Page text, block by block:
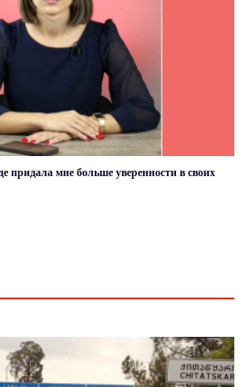
придала мне больше уверенности в своих